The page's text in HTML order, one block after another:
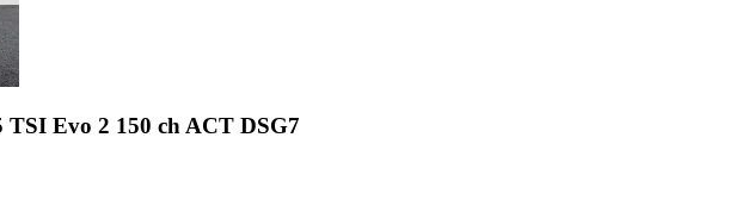
TSI Evo 2 150 ch ACT DSG7